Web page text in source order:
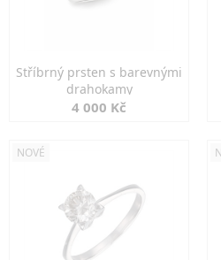
Stříbrný prsten s barevnými
drahokamy
4 000 Kč
NOVÉ